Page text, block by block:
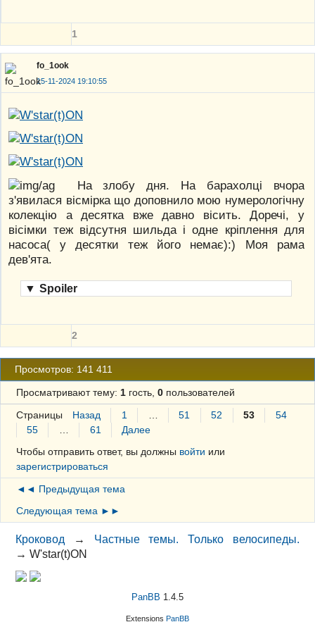
1
fo_1ook
15-11-2024 19:10:55
На злобу дня. На барахолці вчора
з'явилася вісмірка що доповнило мою нумерологічну
колекцію а десятка вже давно вісить. Доречі, у
вісімки теж відсутня шильда і одне кріплення для
насоса( у десятки теж його немає):) Моя рама
дев'ята.
▼ Spoiler
2
Просмотров: 141 411
Просматривают тему: 1гость, 0пользователей
Страницы Назад 1 51 52 53
54
55
61
Далее
Чтобы отправить ответ, вы должны войти или
зарегистрироваться
◄◄ Предыдущая тема
Следующая тема ►►
Кроковод → Частные темы. Только велосипеды.
→W'star(t)ON
PanBB 1.4.5
Extensions PanBB